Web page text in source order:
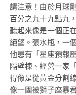
請注意！由於月球
百分之九十九點九
聽起來像是一個正
絕望。張水瓶，一
他患有「星座預報
隔壁棟、經營一家
得像是從黃金分割
像一團被獅子座暴